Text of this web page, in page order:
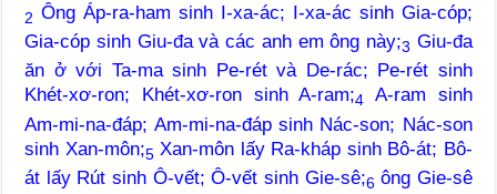
2 Ông Áp-ra-ham sinh I-xa-ác; I-xa-ác sinh Gia-cóp;
Gia-cóp sinh Giu-đa và các anh em ông này;3 Giu-đa
ăn ở với Ta-ma sinh Pe-rét và De-rác; Pe-rét sinh
Khét-xơ-ron; Khét-xơ-ron sinh A-ram;4
A-ram sinh
Am-mi-na-đáp; Am-mi-na-đáp sinh Nác-son; Nác-son
sinh Xan-môn;5 Xan-môn lấy Ra-kháp sinh Bô-át; Bô-
át lấy Rút sinh Ô-vết; Ô-vết sinh Gie-sê;6 ông Gie-sê